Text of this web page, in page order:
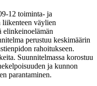
12 toiminta- ja
liikenteen väylien
elinkeinoelämän
perustuu keskimäärin
rahoitukseen.
Suunnitelmassa korostuu
ja kunnon
parantaminen.